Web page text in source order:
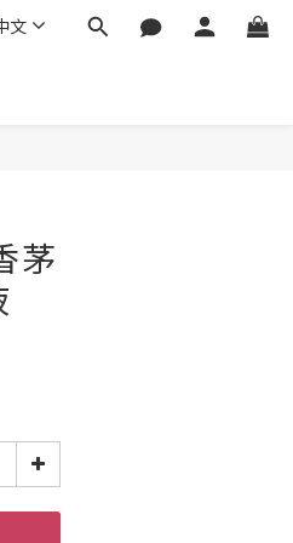
文
茅